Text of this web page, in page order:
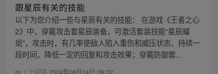
跟星辰有关的技能
以下为您介绍一些与星辰有关的技能： 在游戏《王者之心
2》中，穿戴攻击套星辰装备，可激活套装技能“星辰耀
斑”，攻击时，有几率使敌人陷入重伤和威压状态，持续一
段时间，降低一定的回复和攻击效果；穿戴防御套...
1 个回答 2024年08月24日 08:32